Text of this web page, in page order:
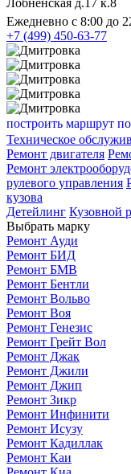
Лобненская д.17 к.8
Ежедневно с 8:00 до
+7 (499) 450-63-77
построить маршрут
Техническое
Ремонт двигателя
Ремонт
рулевого управления
кузова
Детейлинг Кузовной
Выбрать марку
Ремонт Ауди
Ремонт БИД
Ремонт БМВ
Ремонт Бентли
Ремонт Вольво
Ремонт Воя
Ремонт Генезис
Ремонт Грейт Вол
Ремонт Джак
Ремонт Джили
Ремонт Джип
Ремонт Зикр
Ремонт Инфинити
Ремонт Исузу
Ремонт Кадиллак
Ремонт Каи